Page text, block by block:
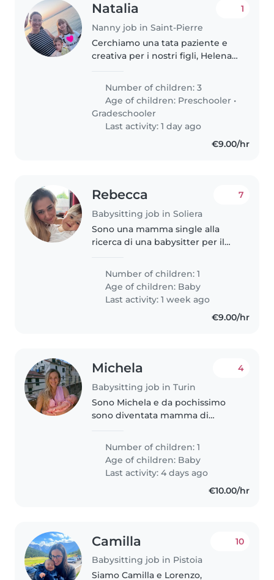
Natalia
Nanny job in Saint-Pierre
1
Cerchiamo una tata paziente e
creativa per i nostri figli, Helena
brasiliani, ma i bambini parlano
italiano. Sono creativi e adorano
giocare al parco..
Number of children: 3
Age of children: Preschooler •
Gradeschooler
Last activity: 1 day ago
€9.00/hr
Rebecca
Babysitting job in Soliera
7
Sono una mamma single alla
ricerca di una babysitter per il
già camina e mangia da solo),
essendo che ho orari abbastanza
flessibili al lavoro avrò bisogno..
Number of children: 1
Age of children: Baby
Last activity: 1 week ago
€9.00/hr
Michela
Babysitting job in Turin
4
Sono Michela e da pochissimo
sono diventata mamma di
tornare a lavoro part time quindi
cerco una persona dinamica,
affidabile..
Number of children: 1
Age of children: Baby
Last activity: 4 days ago
€10.00/hr
Camilla
Babysitting job in Pistoia
10
Siamo Camilla e Lorenzo,